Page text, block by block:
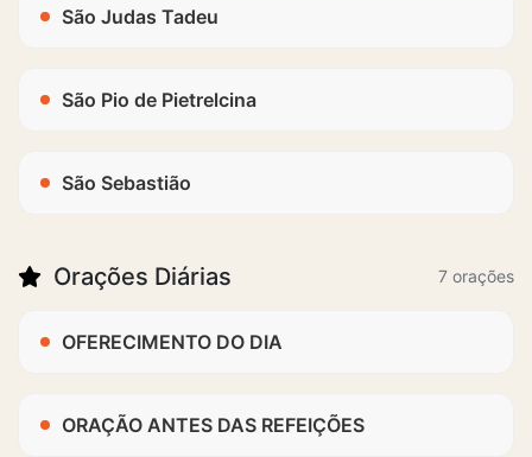
São Judas Tadeu
São Pio de Pietrelcina
São Sebastião
Orações Diárias 7 orações
OFERECIMENTO DO DIA
ORAÇÃO ANTES DAS REFEIÇÕES